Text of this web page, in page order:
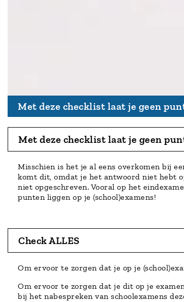
Met deze checklist laat je geen
Met deze checklist laat je geen
Misschien is het je al eens overkomen bij
komt dit, omdat je het antwoord niet hebt
niet opgeschreven. Vooral op het
punten liggen op je (school)examens!
Check ALLES
Om ervoor te zorgen dat je op je
Om ervoor te zorgen dat je dit op je
bij het nabespreken van schoolexamens